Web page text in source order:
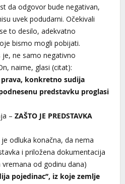
da odgovor bude negativan,
uvek podudarni. Očekivali
to desilo, adekvatno
bismo mogli pobijati.
ne samo negativno
naime, glasi (citat):
prava, konkretno sudija
predstavku proglasi
– ZAŠTO JE PREDSTAVKA
odluka konačna, da nema
i priložena dokumentacija
od godinu dana)
pojedinac’’, iz koje zemlje